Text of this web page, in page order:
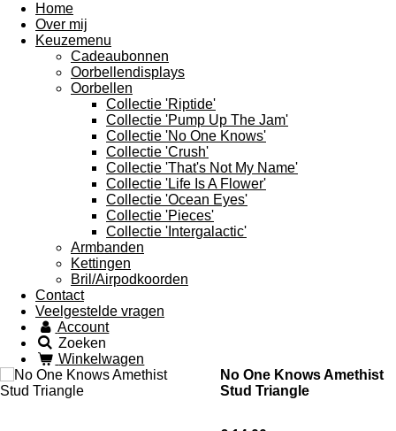
Home
Over mij
Keuzemenu
Cadeaubonnen
Oorbellendisplays
Oorbellen
Collectie 'Riptide'
Collectie 'Pump Up The Jam'
Collectie 'No One Knows'
Collectie 'Crush'
Collectie 'That's Not My Name'
Collectie 'Life Is A Flower'
Collectie 'Ocean Eyes'
Collectie 'Pieces'
Collectie 'Intergalactic'
Armbanden
Kettingen
Bril/Airpodkoorden
Contact
Veelgestelde vragen
Account
Zoeken
Winkelwagen
No One Knows Amethist
Stud Triangle